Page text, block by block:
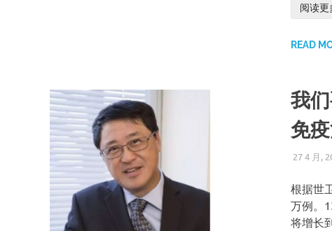
阅读更
READ
我
免
27 4 月,
根据世
万例。
将增长